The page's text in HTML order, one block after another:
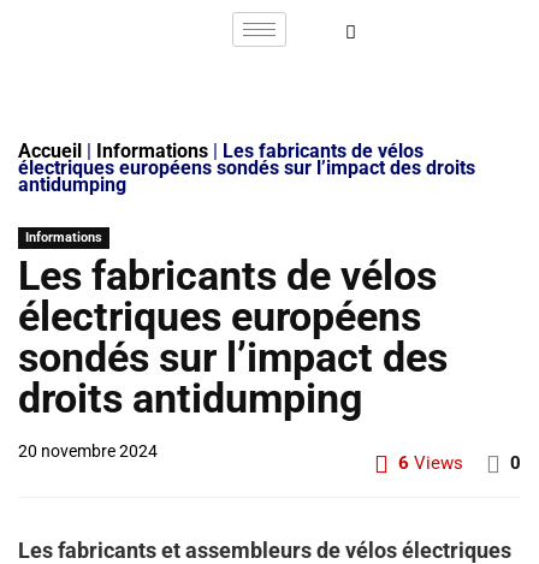
Accueil | Informations | Les fabricants de vélos
électriques européens sondés sur l’impact des droits
antidumping
Informations
Les fabricants de vélos
électriques européens
sondés sur l’impact des
droits antidumping
20 novembre 2024
6 Views 0
Les fabricants et assembleurs de vélos électriques